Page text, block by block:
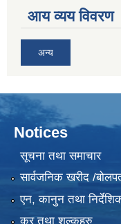
आय व्यय विवरण
अन्य
Notices
सूचना तथा समाचार
सार्वजनिक खरीद /
एन, कानुन तथा
कर तथा शुल्कहरु